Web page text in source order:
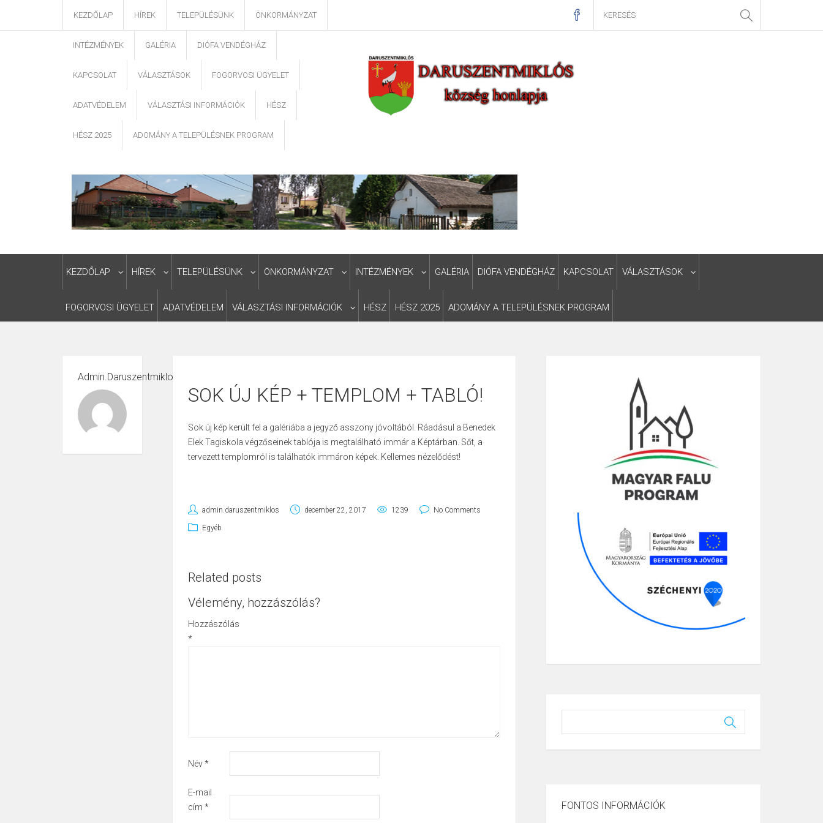
KEZDŐLAP HÍREK TELEPÜLÉSÜNK ÖNKORMÁNYZAT
INTÉZMÉNYEK GALÉRIA DIÓFA VENDÉGHÁZ
KAPCSOLAT VÁLASZTÁSOK FOGORVOSI ÜGYELET
ADATVÉDELEM VÁLASZTÁSI INFORMÁCIÓK HÉSZ
HÉSZ 2025 ADOMÁNY A TELEPÜLÉSNEK PROGRAM
KEZDŐLAP HÍREK TELEPÜLÉSÜNK ÖNKORMÁNYZAT INTÉZMÉNYEK GALÉRIA DIÓFA VENDÉGHÁZ KAPCSOLAT VÁLASZTÁSOK
FOGORVOSI ÜGYELET ADATVÉDELEM VÁLASZTÁSI INFORMÁCIÓK HÉSZ HÉSZ 2025 ADOMÁNY A TELEPÜLÉSNEK PROGRAM
Admin.daruszentmiklos
SOK ÚJ KÉP + TEMPLOM + TABLÓ!
Sok új kép került fel a galériába a jegyző asszony jóvoltából. Ráadásul a Benedek
Elek Tagiskola végzőseinek tablója is megtalálható immár a Képtárban. Sőt, a
tervezett templomról is találhatók immáron képek. Kellemes nézelődést!
admin.daruszentmiklos december 22, 2017 1239 No Comments
Egyéb
Related posts
Vélemény, hozzászólás?
Hozzászólás
*
Név*
E-mail
cím * FONTOS INFORMÁCIÓK